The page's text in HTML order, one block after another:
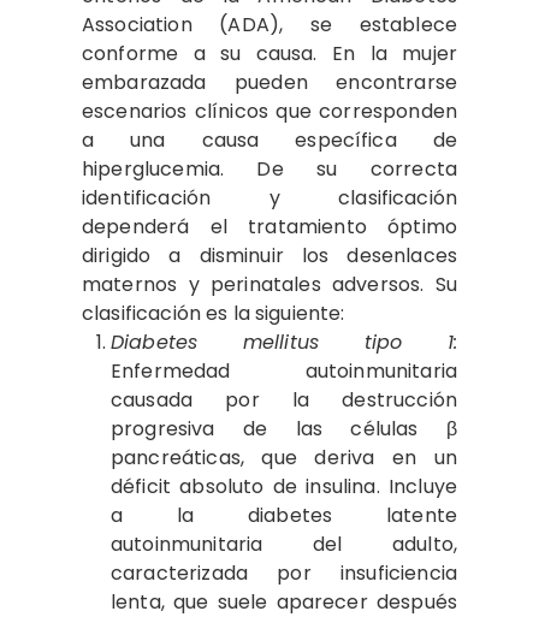
Association (ADA), se establece
conforme a su causa. En la mujer
embarazada pueden encontrarse
escenarios clínicos que corresponden
a una causa específica de
hiperglucemia. De su correcta
identificación y clasificación
dependerá el tratamiento óptimo
dirigido a disminuir los desenlaces
maternos y perinatales adversos. Su
clasificación es la siguiente:
Diabetes mellitus tipo 1:
Enfermedad autoinmunitaria
causada por la destrucción
progresiva de las células β
pancreáticas, que deriva en un
déficit absoluto de insulina. Incluye
a la diabetes latente
autoinmunitaria del adulto,
caracterizada por insuficiencia
lenta, que suele aparecer después